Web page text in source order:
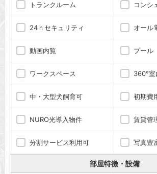
トランクルーム コンシ
24ｈセキュリティ オール
動画内覧 プール
ワークスペース 360°室
中・大型犬飼育可 初期費
NURO光導入物件 賃貸管
分割サービス利用可 写真豊
部屋特徴・設備